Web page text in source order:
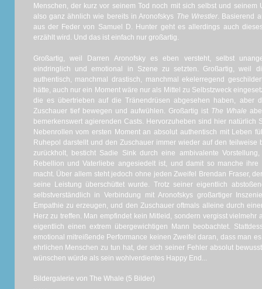
Menschen, der kurz vor seinem Tod noch mit sich selbst und
also ganz ähnlich wie bereits in Aronofskys The Wrestler. Basierend
aus der Feder von Samuel D. Hunter geht es allerdings auch
erzählt wird. Und das ist einfach nur großartig.
Großartig, weil Darren Aronofsky es eben versteht, selbst
eindringlich und emotional in Szene zu setzten. Großartig, weil
authentisch, manchmal drastisch, manchmal ekelerregend
hätte, auch nur ein Moment wäre nur als Mittel zu Selbstzweck
die es übertrieben auf die Tränendrüsen abgesehen haben, aber
Zuschauer tief bewegen und aufwühlen. Großartig ist The Whale
bemerkenswert agierenden Casts. Hervorzuheben sind hier
Nebenrollen vom ersten Moment an absolut authentisch mit Leben
Ruhepol darstellt und den Zuschauer immer wieder auf den teilweise
zurückholt, besticht Sadie Sink durch eine ambivalente
Rebellion und Vaterliebe angesiedelt ist, und damit so manche
macht. Über allem steht jedoch ohne jeden Zweifel Brendan Fraser,
seine Leistung überschüttet wurde. Trotz seiner eigentlich
selbstverständlich in Verbindung mit Aronofskys großartiger
Empathie zu erzeugen, und den Zuschauer oftmals alleine durch
Herz zu treffen. Man empfindet kein Mitleid, sondern vergisst vielmehr
eigentlich einen extrem übergewichtigen Mann beobachtet.
emotional mitreißende Performance keinen Zweifel daran, dass man
ehrlichen Menschen zu tun hat, der sich seiner Fehler absolut
wünschen würde als sein wohlverdientes Happy End...
Bildergalerie von The Whale (5 Bilder)